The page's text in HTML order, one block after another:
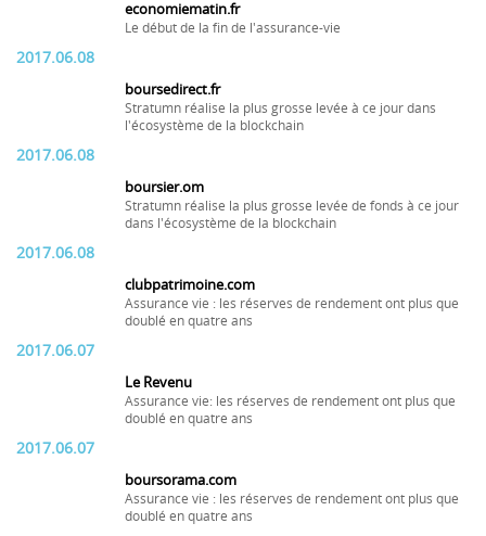
economiematin.fr
Le début de la fin de l'assurance-vie
2017.06.08
boursedirect.fr
Stratumn réalise la plus grosse levée à ce jour dans
l'écosystème de la blockchain
2017.06.08
boursier.om
Stratumn réalise la plus grosse levée de fonds à ce jour
dans l'écosystème de la blockchain
2017.06.08
clubpatrimoine.com
Assurance vie : les réserves de rendement ont plus que
doublé en quatre ans
2017.06.07
Le Revenu
Assurance vie: les réserves de rendement ont plus que
doublé en quatre ans
2017.06.07
boursorama.com
Assurance vie : les réserves de rendement ont plus que
doublé en quatre ans